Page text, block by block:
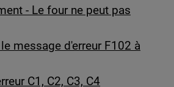
- Le four ne peut pas
message d'erreur F102 à
C1, C2, C3, C4